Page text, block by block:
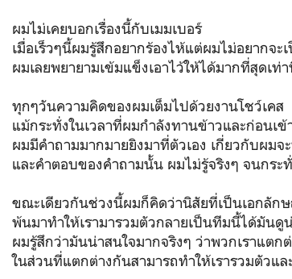
ผมไม่เคยบอกเรื่องนี้กับเมมเบอร์
เมื่อเร็วๆนี้ผมรู้สึกอยากร้องไห้แต่ผมไม่อยากจ
ผมเลยพยายามเข้มแข็งเอาไว้ให้ได้มากที่สุดเท่
ทุกๆวันความคิดของผมเต็มไปด้วยงานโชว์เคส
แม้กระทั่งในเวลาที่ผมกำลังทานข้าวและก่อนเ
ผมมีคำถามมากมายยิงมาที่ตัวเอง เกี่ยวกับผมจ
และคำตอบของคำถามนั้น ผมไม่รู้จริงๆ จนกร
ขณะเดียวกันช่วงนี้ผมก็คิดว่านิสัยที่เป็นเอกลัก
พ้นมาทำให้เรามารวมตัวกลายเป็นทีมนี้ได้มันดู
ผมรู้สึกว่ามันน่าสนใจมากจริงๆ ว่าพวกเราแต
ในส่วนที่แตกต่างกันสามารถทำให้เรารวมตัวแ